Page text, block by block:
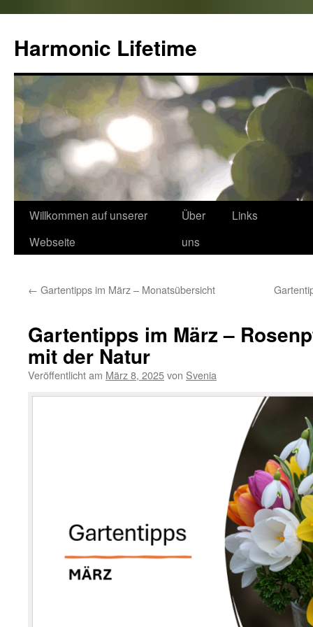
springen
Harmonic Lifetime
Willkommen auf unserer
Webseite
Über
uns
Links
← Gartentipps im März – Monatsübersicht
Gartentipps im März –
mit der Natur
Veröffentlicht am März 8, 2025von Svenia